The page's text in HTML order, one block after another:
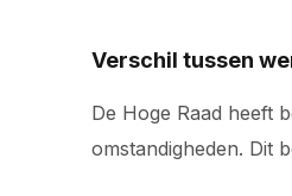
Verschil tussen
De Hoge Raad heeft
omstandigheden. Dit